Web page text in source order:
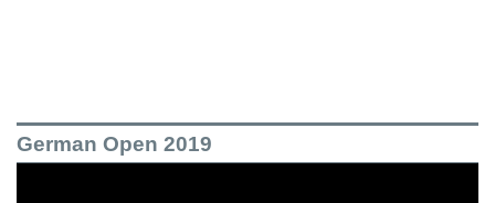
German Open 2019